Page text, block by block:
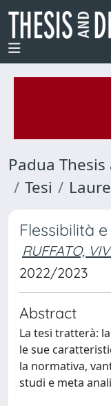
Padua
Tesi
Flessibilità
RUFFATO,
2022/2023
Abstract
La tesi tratterà:
le sue
la normativa,
studi e meta